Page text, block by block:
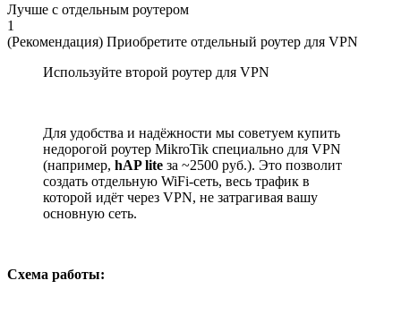
Лучше с отдельным роутером
1
(Рекомендация) Приобретите отдельный роутер для VPN
Используйте второй роутер для VPN
Для удобства и надёжности мы советуем купить
недорогой роутер MikroTik специально для VPN
(например, hAP lite за ~2500 руб.). Это позволит
создать отдельную WiFi-сеть, весь трафик в
которой идёт через VPN, не затрагивая вашу
основную сеть.
Схема работы: